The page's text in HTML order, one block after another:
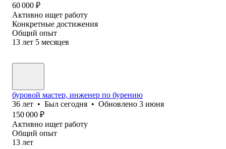
60 000 ₽
Активно ищет работу
Конкретные достижения
Общий опыт
13 лет 5 месяцев
буровой мастер, инженер по бурению
36 лет • Был сегодня • Обновлено 3 июня
150 000 ₽
Активно ищет работу
Общий опыт
13 лет